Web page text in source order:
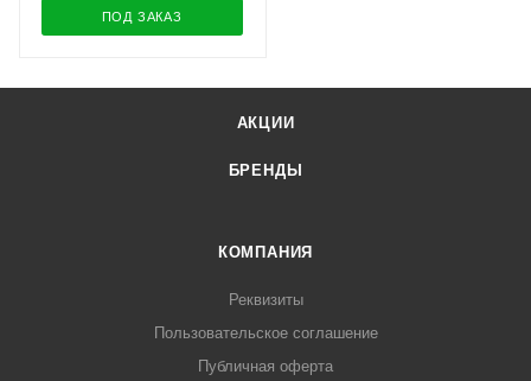
ПОД ЗАКАЗ
АКЦИИ
БРЕНДЫ
КОМПАНИЯ
Реквизиты
Пользовательское соглашение
Публичная оферта